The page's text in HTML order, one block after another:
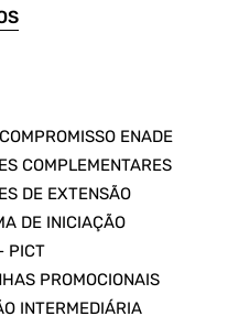
ENADE
COMPLEMENTARES
DE EXTENSÃO
DE INICIAÇÃO
PICT
PROMOCIONAIS
INTERMEDIÁRIA